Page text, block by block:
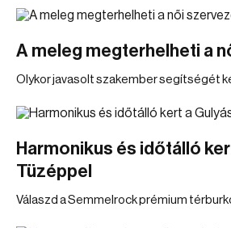
A meleg megterhelheti a
Olykor javasolt szakember segítségét
Harmonikus és időtálló
Tüzéppel
Válaszd a Semmelrock prémium